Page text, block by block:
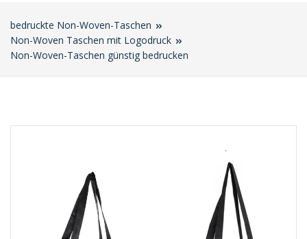
bedruckte Non-Woven-Taschen
Non-Woven Taschen mit Logodruck
Non-Woven-Taschen günstig bedrucken